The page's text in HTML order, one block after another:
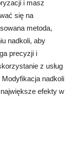
i masz
się na
metoda,
nadkoli, aby
precyzji i
z usług
nadkoli
efekty w